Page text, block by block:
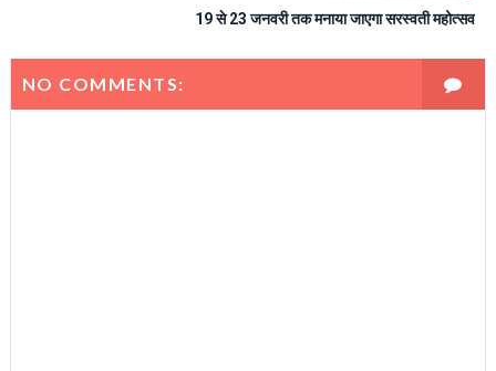
19 से 23 जनवरी तक मनाया जाएगा सरस्वती महोत्सव
NO COMMENTS: